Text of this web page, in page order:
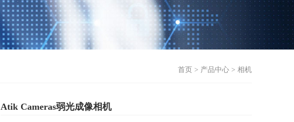
首页 > 产品中心 > 相机
Atik Cameras弱光成像相机